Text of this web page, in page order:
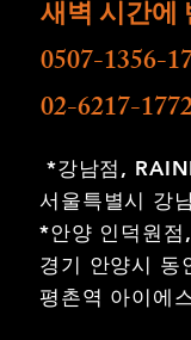
새벽 시간에
0507-1356-
02-6217-
*강남점,
서울특별시 강
*안양 인덕원점,
경기 안양시 동
평촌역 아이에